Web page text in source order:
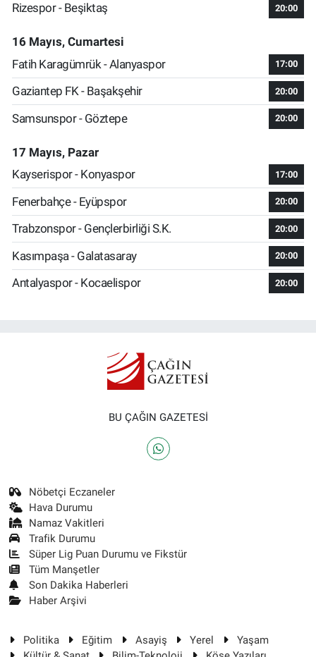
Rizespor - Beşiktaş
20:00
16 Mayıs, Cumartesi
Fatih Karagümrük - Alanyaspor
17:00
Gaziantep FK - Başakşehir 20:00
Samsunspor - Göztepe 20:00
17 Mayıs, Pazar
Kayserispor - Konyaspor
17:00
Fenerbahçe - Eyüpspor 20:00
Trabzonspor - Gençlerbirliği S.K. 20:00
Kasımpaşa - Galatasaray 20:00
Antalyaspor - Kocaelispor 20:00
BU ÇAĞIN GAZETESİ
Nöbetçi Eczaneler
Hava Durumu
Namaz Vakitleri
Trafik Durumu
Süper Lig Puan Durumu ve Fikstür
Tüm Manşetler
Son Dakika Haberleri
Haber Arşivi
Politika Eğitim Asayiş Yerel
Yaşam